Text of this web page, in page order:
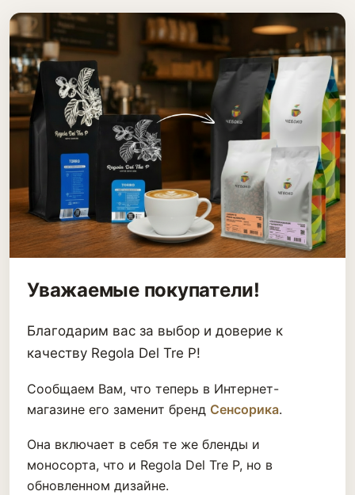
Уважаемые покупатели!
Благодарим вас за выбор и доверие к
качеству Regola Del Tre P!
Сообщаем Вам, что теперь в Интернет-
магазине его заменит бренд Сенсорика.
Она включает в себя те же бленды и
моносорта, что и Regola Del Tre P, но в
обновленном дизайне.